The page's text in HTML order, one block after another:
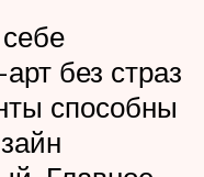
без страз
способны